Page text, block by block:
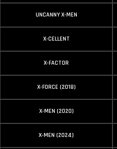
UNCANNY X-MEN
X-CELLENT
X-FACTOR
X-FORCE (2018)
X-MEN (2020)
X-MEN (2024)